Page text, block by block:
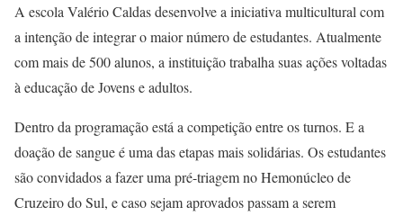
A escola Valério Caldas desenvolve a iniciativa multicultural com
a intenção de integrar o maior número de estudantes. Atualmente
com mais de 500 alunos, a instituição trabalha suas ações voltadas
à educação de Jovens e adultos.
Dentro da programação está a competição entre os turnos. E a
doação de sangue é uma das etapas mais solidárias. Os estudantes
são convidados a fazer uma pré-triagem no Hemonúcleo de
Cruzeiro do Sul, e caso sejam aprovados passam a serem